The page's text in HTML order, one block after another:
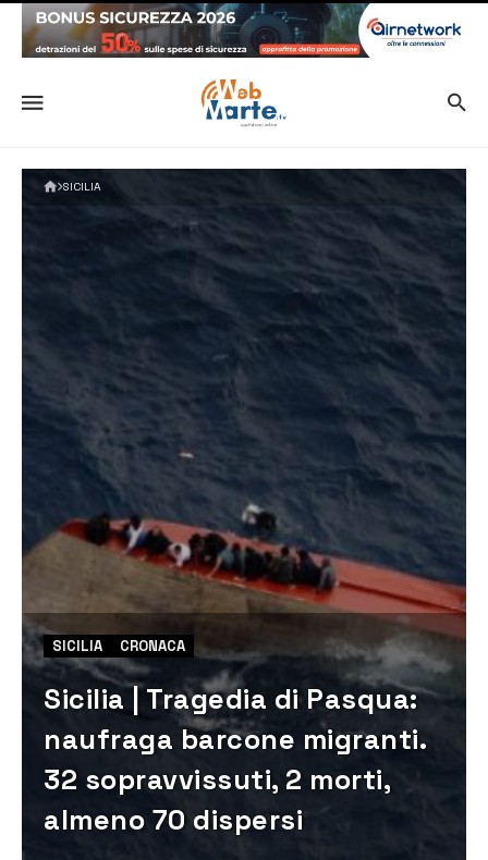
SICILIA
SICILIA CRONACA
Sicilia | Tragedia di Pasqua:
naufraga barcone migranti.
32 sopravvissuti, 2 morti,
almeno 70 dispersi